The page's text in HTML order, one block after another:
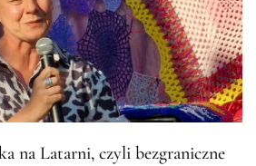
na Latarni, czyli bezgraniczne